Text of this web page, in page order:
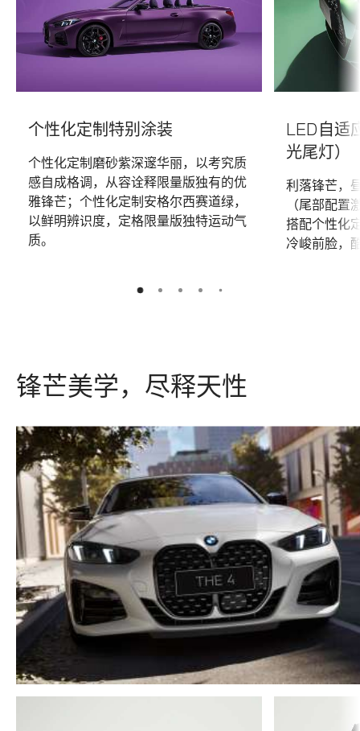
个性化定制特别涂装
个性化定制磨砂紫深邃华丽，以考究质
感自成格调，从容诠释限量版独有的优
雅锋芒；个性化定制安格尔西赛道绿，
以鲜明辨识度，定格限量版独特运动气
质。
LED自适
光尾灯）
利落锋芒，
（尾部配
搭配个性化
冷峻前脸，
1 5
锋芒美学，尽释天性